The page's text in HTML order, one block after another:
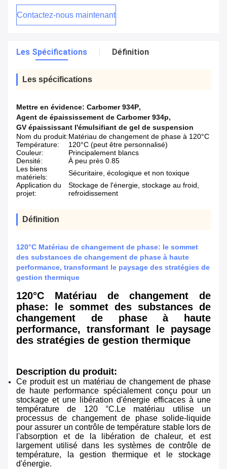
Contactez-nous maintenant
Les Spécifications Définition
Les spécifications
Mettre en évidence: Carbomer 934P,
Agent de épaississement de Carbomer 934p,
GV épaississant l'émulsifiant de gel de suspension
Nom du produit:Matériau de changement de phase à 120°C
Température:
120°C (peut être personnalisé)
Couleur:
Principalement blancs
Densité:
À peu près 0.85
Les biens
matériels:
Sécuritaire, écologique et non toxique
Application du
projet:
Stockage de l'énergie, stockage au froid,
refroidissement
Définition
120°C Matériau de changement de phase: le sommet
des substances de changement de phase à haute
performance, transformant le paysage des stratégies de
gestion thermique
120°C Matériau de changement de
phase: le sommet des substances de
changement de phase à haute
performance, transformant le paysage
des stratégies de gestion thermique
Description du produit:
Ce produit est un matériau de changement de phase
de haute performance spécialement conçu pour un
stockage et une libération d'énergie efficaces à une
température de 120 °C.Le matériau utilise un
processus de changement de phase solide-liquide
pour assurer un contrôle de température stable lors de
l'absorption et de la libération de chaleur, et est
largement utilisé dans les systèmes de contrôle de
température, la gestion thermique et le stockage
d'énergie.